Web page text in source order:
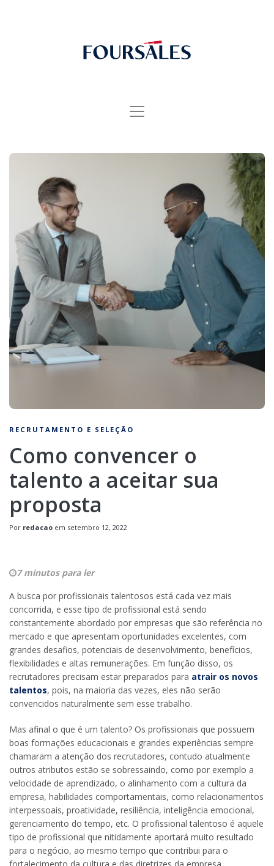
RECRUTAMENTO E SELEÇÃO
Como convencer o
talento a aceitar sua
proposta
Por redacao em setembro 12, 2022
7 minutos para ler
A busca por profissionais talentosos está cada vez mais
concorrida, e esse tipo de profissional está sendo
constantemente abordado por empresas que são referência no
mercado e que apresentam oportunidades excelentes, com
grandes desafios, potenciais de desenvolvimento, benefícios,
flexibilidades e altas remunerações. Em função disso, os
recrutadores precisam estar preparados para atrair os novos
talentos, pois, na maioria das vezes, eles não serão
convencidos naturalmente sem esse trabalho.
Mas afinal o que é um talento? Os profissionais que possuem
boas formações educacionais e grandes experiências sempre
chamaram a atenção dos recrutadores, contudo atualmente
outros atributos estão se sobressaindo, como por exemplo a
velocidade de aprendizado, o alinhamento com a cultura da
empresa, habilidades comportamentais, como relacionamentos
interpessoais, proatividade, resiliência, inteligência emocional,
gerenciamento do tempo, etc. O profissional talentoso é aquele
tipo de profissional que nitidamente aportará muito resultado
para o negócio, ao mesmo tempo que contribui para o